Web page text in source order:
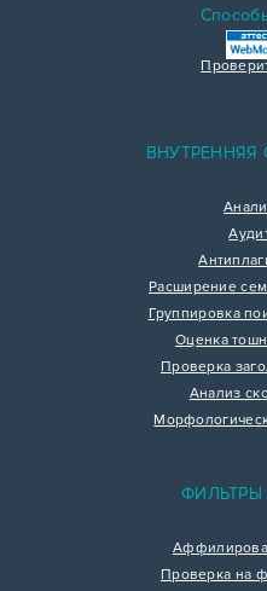
Расширение
Группировка
Оценка
Проверка
Анализ
ФИЛЬТРЫ
Проверка на